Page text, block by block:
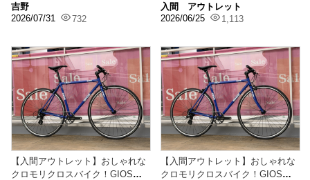
吉野
2026/07/31
732
入間 アウトレット
2026/06/25
1,113
【入間アウトレット】おしゃれな
クロモリクロスバイク！GIOSのA
【入間アウトレット】おしゃれな
クロモリクロスバイク！GIOSのA